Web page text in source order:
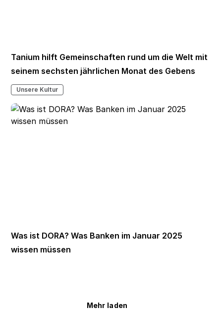
Tanium hilft Gemeinschaften rund um die Welt mit
seinem sechsten jährlichen Monat des Gebens
Unsere Kultur
Was ist DORA? Was Banken im Januar 2025
wissen müssen
Mehr laden